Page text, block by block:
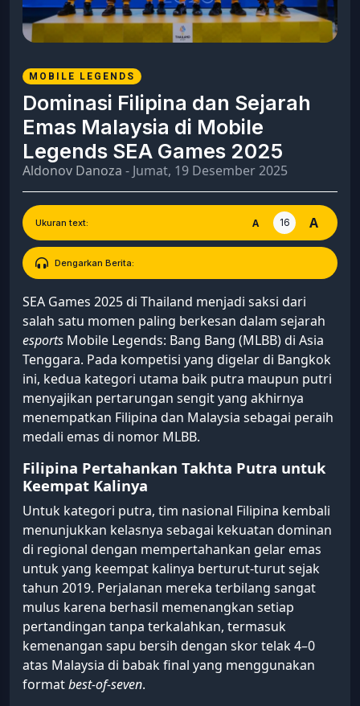
MOBILE LEGENDS
Dominasi Filipina dan Sejarah
Emas Malaysia di Mobile
Legends SEA Games 2025
Aldonov Danoza - Jumat, 19 Desember 2025
Ukuran text: A 16 A
Dengarkan Berita:
SEA Games 2025 di Thailand menjadi saksi dari
salah satu momen paling berkesan dalam sejarah
esports Mobile Legends: Bang Bang (MLBB) di Asia
Tenggara. Pada kompetisi yang digelar di Bangkok
ini, kedua kategori utama baik putra maupun putri
menyajikan pertarungan sengit yang akhirnya
menempatkan Filipina dan Malaysia sebagai peraih
medali emas di nomor MLBB.
Filipina Pertahankan Takhta Putra untuk
Keempat Kalinya
Untuk kategori putra, tim nasional Filipina kembali
menunjukkan kelasnya sebagai kekuatan dominan
di regional dengan mempertahankan gelar emas
untuk yang keempat kalinya berturut-turut sejak
tahun 2019. Perjalanan mereka terbilang sangat
mulus karena berhasil memenangkan setiap
pertandingan tanpa terkalahkan, termasuk
kemenangan sapu bersih dengan skor telak 4–0
atas Malaysia di babak final yang menggunakan
formatbest-of-seven.